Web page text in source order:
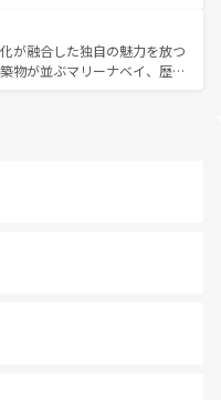
、どの季節にも異なる楽しみ
タイの人々、仏教を中心とし
源が、訪れる旅人を魅了し続
はず。観光スポットが密集し
回れるのも魅力。息をのむよ
で、香港を存分に楽しみ尽く
が融合した独自の魅力を放つ
物が並ぶマリーナベイ、歴史
を楽しめる外せないスポット